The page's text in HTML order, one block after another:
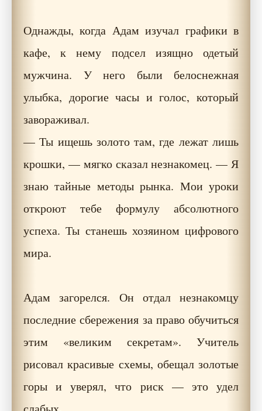
Однажды, когда Адам изучал графики в
кафе, к нему подсел изящно одетый
мужчина. У него были белоснежная
улыбка, дорогие часы и голос, который
завораживал.
— Ты ищешь золото там, где лежат лишь
крошки, — мягко сказал незнакомец. — Я
знаю тайные методы рынка. Мои уроки
откроют тебе формулу абсолютного
успеха. Ты станешь хозяином цифрового
мира.
Адам загорелся. Он отдал незнакомцу
последние сбережения за право обучиться
этим «великим секретам». Учитель
рисовал красивые схемы, обещал золотые
горы и уверял, что риск — это удел